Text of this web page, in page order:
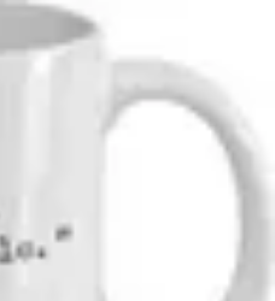
AccessibilitéGuides pratiques